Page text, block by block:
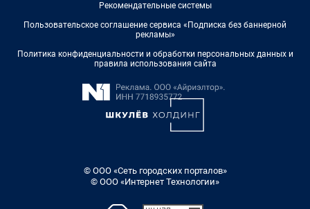
Рекомендательные системы
Пользовательское соглашение сервиса «Подписка без баннерной
рекламы»
Политика конфиденциальности и обработки персональных данных и
правила использования сайта
© ООО «Сеть городских порталов»
© ООО «Интернет Технологии»